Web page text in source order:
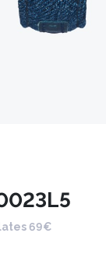
69€